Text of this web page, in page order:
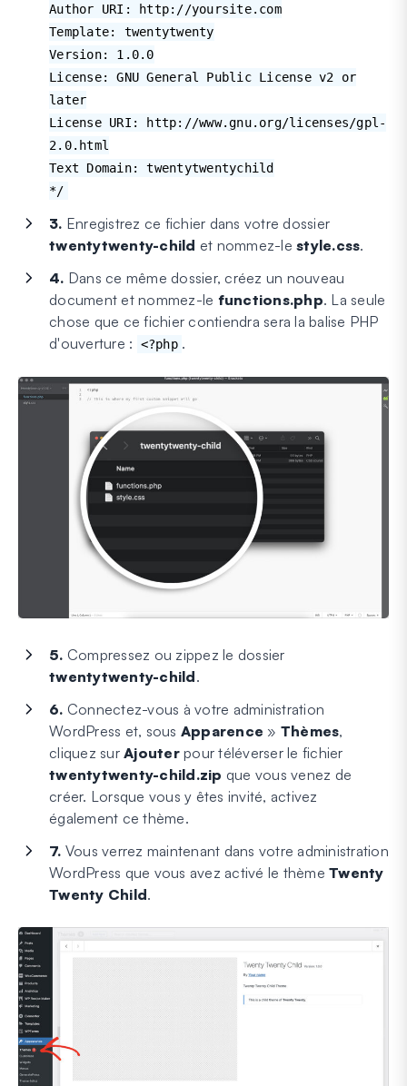
Author URI: http://yoursite.com
Template: twentytwenty
Version: 1.0.0
License: GNU General Public License v2 or
later
License URI: http://www.gnu.org/licenses/gpl-
2.0.html
Text Domain: twentytwentychild
*/
3. Enregistrez ce fichier dans votre dossier
twentytwenty-child et nommez-le style.css.
4. Dans ce même dossier, créez un nouveau
document et nommez-le functions.php. La seule
chose que ce fichier contiendra sera la balise PHP
d'ouverture :
<?php .
5. Compressez ou zippez le dossier
twentytwenty-child.
6. Connectez-vous à votre administration
WordPress et, sous Apparence » Thèmes,
cliquez sur Ajouterpour téléverser le fichier
twentytwenty-child.zip que vous venez de
créer. Lorsque vous y êtes invité, activez
également ce thème.
7. Vous verrez maintenant dans votre administration
WordPress que vous avez activé le thème Twenty
Twenty Child.